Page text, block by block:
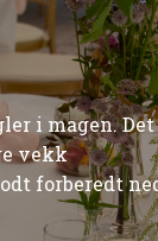
i magen. Det
vekk
forberedt